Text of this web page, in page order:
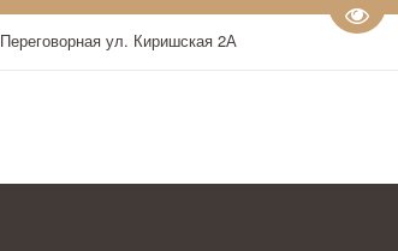
Переговорная ул. Киришская 2А